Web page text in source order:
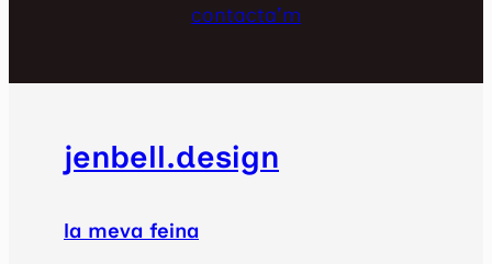
contacta'm
jenbell.design
la meva feina